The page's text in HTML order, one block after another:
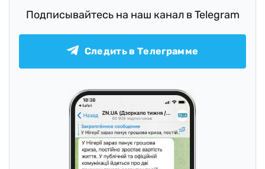
Подписывайтесь на наш канал в Telegram
Следить в Телеграмме